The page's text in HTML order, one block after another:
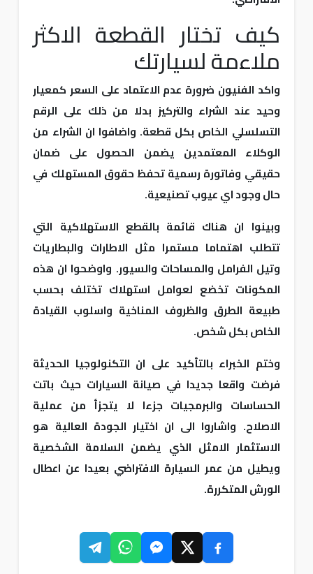
كيف تختار القطعة الاكثر
ملاءمة لسيارتك
واكد الفنيون ضرورة عدم الاعتماد على السعر كمعيار
وحيد عند الشراء والتركيز بدلا من ذلك على الرقم
التسلسلي الخاص بكل قطعة. واضافوا ان الشراء من
الوكلاء المعتمدين يضمن الحصول على ضمان
حقيقي وفاتورة رسمية تحفظ حقوق المستهلك في
حال وجود اي عيوب تصنيعية.
وبينوا ان هناك قائمة بالقطع الاستهلاكية التي
تتطلب اهتماما مستمرا مثل الاطارات والبطاريات
وتيل الفرامل والمساحات والسيور. واوضحوا ان هذه
المكونات تخضع لعوامل استهلاك تختلف بحسب
طبيعة الطرق والظروف المناخية واسلوب القيادة
الخاص بكل شخص.
وختم الخبراء بالتأكيد على ان التكنولوجيا الحديثة
فرضت واقعا جديدا في صيانة السيارات حيث باتت
الحساسات والبرمجيات جزءا لا يتجزأ من عملية
الاصلاح. واشاروا الى ان اختيار الجودة العالية هو
الاستثمار الامثل الذي يضمن السلامة الشخصية
ويطيل من عمر السيارة الافتراضي بعيدا عن اعطال
الورش المتكررة.